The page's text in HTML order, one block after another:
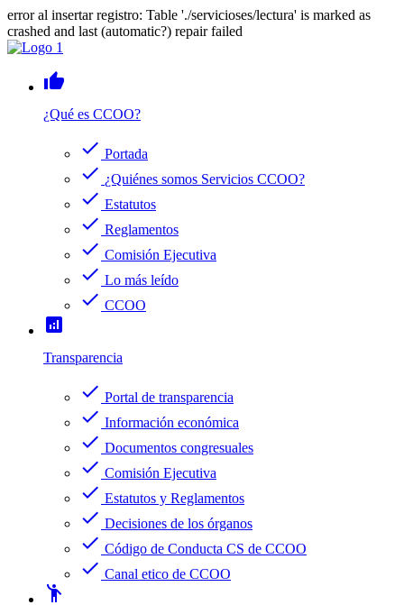
error al insertar registro: Table './servicioses/lectura' is marked as
crashed and last (automatic?) repair failed
thumb_up
¿Qué es CCOO?
check Portada
check ¿Quiénes somos Servicios CCOO?
check Estatutos
check Reglamentos
check Comisión Ejecutiva
check Lo más leído
check CCOO
analytics
Transparencia
check Portal de transparencia
check Información económica
check Documentos congresuales
check Comisión Ejecutiva
check Estatutos y Reglamentos
check Decisiones de los órganos
check Código de Conducta CS de CCOO
check Canal etico de CCOO
emoji_people